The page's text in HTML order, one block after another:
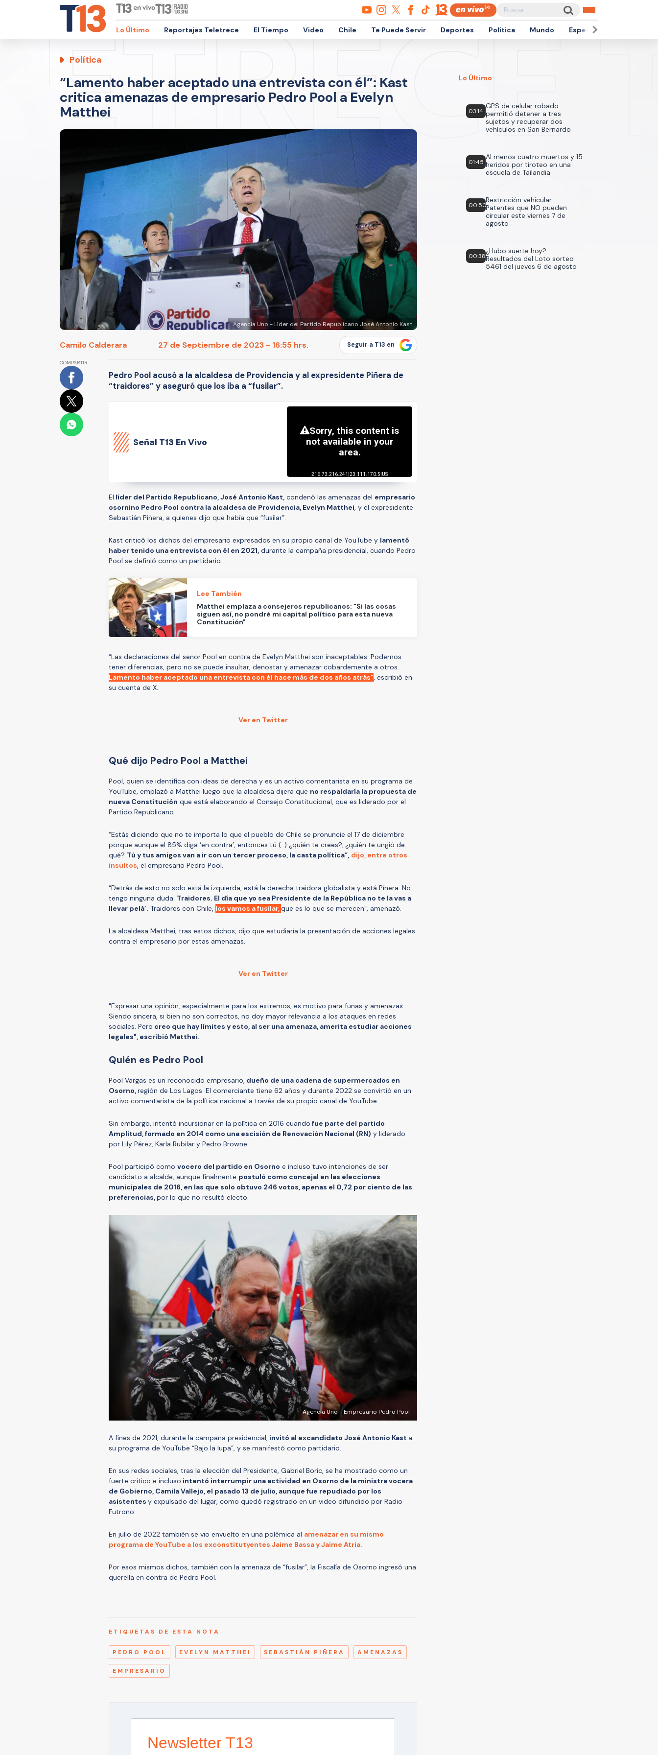
Lo Último Reportajes Teletrece El Tiempo Video Chile Te Puede Servir Deportes Política Mundo Espectáculos
Política
“Lamento haber aceptado una entrevista con él”: Kast
critica amenazas de empresario Pedro Pool a Evelyn
Matthei
Agencia Uno - Líder del Partido Republicano José Antonio Kast
Camilo Calderara 27 de Septiembre de 2023 - 16:55 hrs. Seguir a T13 en
COMPARTIR
Pedro Pool acusó a la alcaldesa de Providencia y al expresidente Piñera de
“traidores” y aseguró que los iba a “fusilar”.
Señal T13 En Vivo
El líder del Partido Republicano, José Antonio Kast, condenó las amenazas del empresario
osornino Pedro Pool contra la alcaldesa de Providencia, Evelyn Matthei, y el expresidente
Sebastián Piñera, a quienes dijo que había que “fusilar”.
Kast criticó los dichos del empresario expresados en su propio canal de YouTube y lamentó
haber tenido una entrevista con él en 2021, durante la campaña presidencial, cuando Pedro
Pool se definió como un partidario.
Lee También
Matthei emplaza a consejeros republicanos: "Si las cosas
siguen así, no pondré mi capital político para esta nueva
Constitución"
“Las declaraciones del señor Pool en contra de Evelyn Matthei son inaceptables. Podemos
tener diferencias, pero no se puede insultar, denostar y amenazar cobardemente a otros.
Lamento haber aceptado una entrevista con él hace más de dos años atrás”, escribió en
su cuenta de X.
Ver en Twitter
Qué dijo Pedro Pool a Matthei
Pool, quien se identifica con ideas de derecha y es un activo comentarista en su programa de
YouTube, emplazó a Matthei luego que la alcaldesa dijera que no respaldaría la propuesta de
nueva Constitución que está elaborando el Consejo Constitucional, que es liderado por el
Partido Republicano.
“Estás diciendo que no te importa lo que el pueblo de Chile se pronuncie el 17 de diciembre
porque aunque el 85% diga ‘en contra’, entonces tú (..) ¿quién te crees?, ¿quién te ungió de
qué? Tú y tus amigos van a ir con un tercer proceso, la casta política”, dijo, entre otros
insultos, el empresario Pedro Pool.
“Detrás de esto no solo está la izquierda, está la derecha traidora globalista y está Píñera. No
tengo ninguna duda. Traidores. El día que yo sea Presidente de la República no te la vas a
llevar pelá’. Traidores con Chile, los vamos a fusilar,que es lo que se merecen”, amenazó.
La alcaldesa Matthei, tras estos dichos, dijo que estudiaría la presentación de acciones legales
contra el empresario por estas amenazas.
Ver en Twitter
"Expresar una opinión, especialmente para los extremos, es motivo para funas y amenazas.
Siendo sincera, si bien no son correctos, no doy mayor relevancia a los ataques en redes
sociales. Pero creo que hay límites y esto, al ser una amenaza, amerita estudiar acciones
legales", escribió Matthei.
Quién es Pedro Pool
Pool Vargas es un reconocido empresario, dueño de una cadena de supermercados en
Osorno,región de Los Lagos. El comerciante tiene 62 años y durante 2022 se convirtió en un
activo comentarista de la política nacional a través de su propio canal de YouTube.
Sin embargo, intentó incursionar en la política en 2016 cuando fue parte del partido
Amplitud, formado en 2014 como una escisión de Renovación Nacional (RN) y liderado
por Lily Pérez, Karla Rubilar y Pedro Browne.
Pool participó como vocero del partido en Osorno e incluso tuvo intenciones de ser
candidato a alcalde, aunque finalmente postuló como concejal en las elecciones
municipales de 2016, en las que solo obtuvo 246 votos, apenas el 0,72 por ciento de las
preferencias,por lo que no resultó electo.
Agencia Uno - Empresario Pedro Pool
A fines de 2021, durante la campaña presidencial, invitó al excandidato José Antonio Kast a
su programa de YouTube “Bajo la lupa”, y se manifestó como partidario.
En sus redes sociales, tras la elección del Presidente, Gabriel Boric, se ha mostrado como un
fuerte crítico e incluso intentó interrumpir una actividad en Osorno de la ministra vocera
de Gobierno, Camila Vallejo, el pasado 13 de julio, aunque fue repudiado por los
asistentes y expulsado del lugar, como quedó registrado en un video difundido por Radio
Futrono.
En julio de 2022 también se vio envuelto en una polémica al amenazar en su mismo
programa de YouTube a los exconstitutyentes Jaime Bassa y Jaime Atria.
Por esos mismos dichos, también con la amenaza de “fusilar”, la Fiscalía de Osorno ingresó una
querella en contra de Pedro Pool.
ETIQUETAS DE ESTA NOTA
PEDRO POOL EVELYN MATTHEI SEBASTIÁN PIÑERA AMENAZAS
EMPRESARIO
Newsletter T13
Lo Último
03:14
GPS de celular robado
permitió detener a tres
sujetos y recuperar dos
vehículos en San Bernardo
01:45
Al menos cuatro muertos y 15
heridos por tiroteo en una
escuela de Tailandia
00:50
Restricción vehicular:
Patentes que NO pueden
circular este viernes 7 de
agosto
00:38
¿Hubo suerte hoy?:
Resultados del Loto sorteo
5461 del jueves 6 de agosto